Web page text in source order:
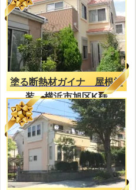
塗る断熱材ガイナ 屋根塗
装 横浜市旭区K様